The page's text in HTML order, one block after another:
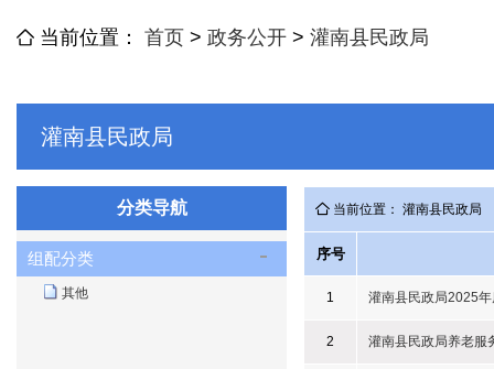
当前位置： 首页 > 政务公开 > 灌南县民政局
灌南县民政局
分类导航
组配分类
其他
当前位置： 灌南县民政局
序号
1 灌南县民政局2025
2 灌南县民政局养老服